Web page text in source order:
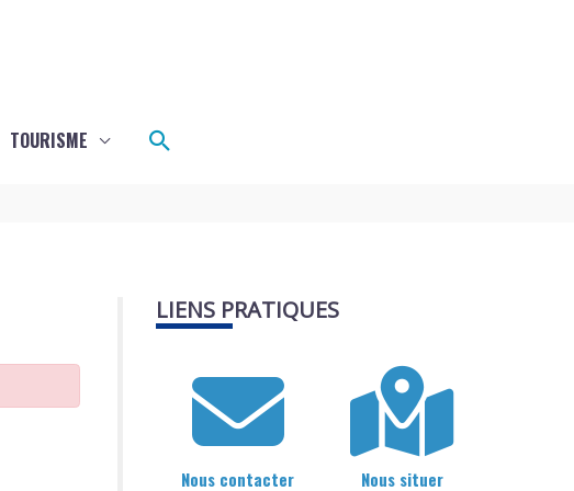
TOURISME Rechercher
LIENS PRATIQUES
Nous contacter Nous situer